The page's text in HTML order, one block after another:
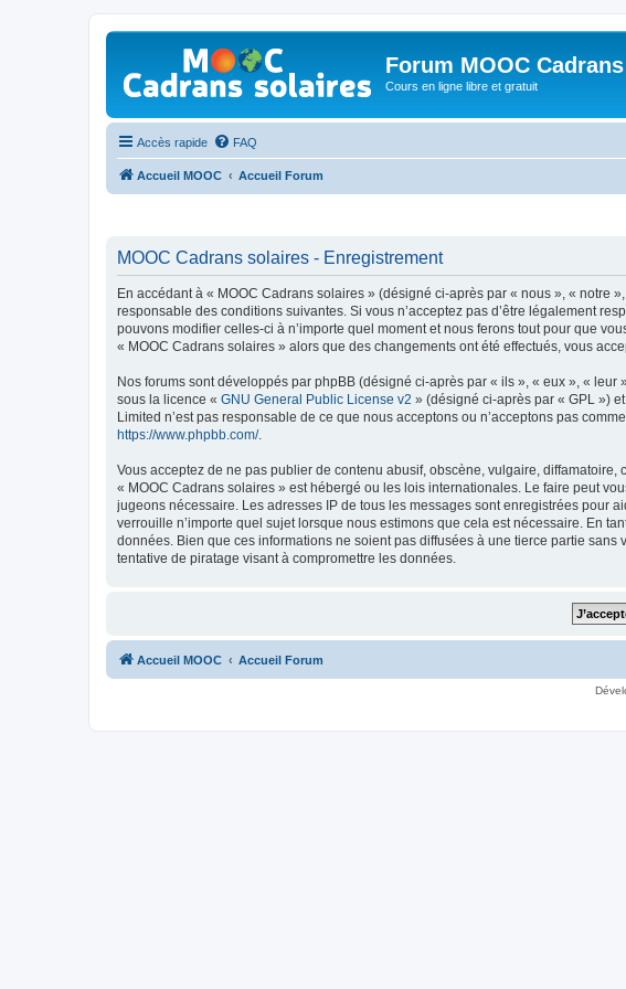
Forum MOOC
Cours en ligne libre et gratuit
Accès rapide FAQ
Accueil MOOC Accueil Forum
MOOC Cadrans solaires - Enregistrement
En accédant à « MOOC Cadrans solaires » (désigné ci-après par « nous », « notre
responsable des conditions suivantes. Si vous n’acceptez pas d’être légalement
pouvons modifier celles-ci à n’importe quel moment et nous ferons tout pour que
« MOOC Cadrans solaires » alors que des changements ont été effectués, vous
Nos forums sont développés par phpBB (désigné ci-après par « ils », « eux », «
sous la licence « GNU General Public License v2 » (désigné ci-après par « GPL »)
Limited n’est pas responsable de ce que nous acceptons ou n’acceptons pas
https://www.phpbb.com/.
Vous acceptez de ne pas publier de contenu abusif, obscène, vulgaire,
« MOOC Cadrans solaires » est hébergé ou les lois internationales. Le faire peut
jugeons nécessaire. Les adresses IP de tous les messages sont enregistrées pour
verrouille n’importe quel sujet lorsque nous estimons que cela est nécessaire. En
données. Bien que ces informations ne soient pas diffusées à une tierce partie
tentative de piratage visant à compromettre les données.
Accueil MOOC Accueil Forum